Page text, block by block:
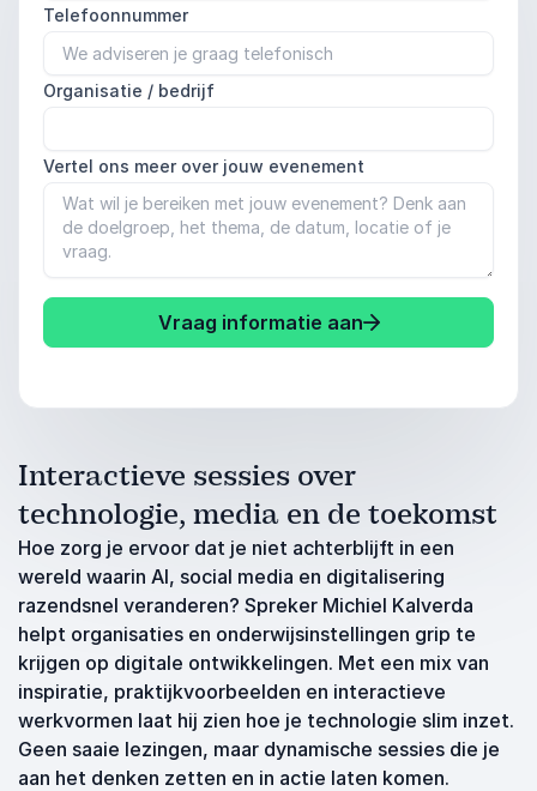
Telefoonnummer
Organisatie / bedrijf
Vertel ons meer over jouw evenement
Vraag informatie aan
Interactieve sessies over
technologie, media en de toekomst
Hoe zorg je ervoor dat je niet achterblijft in een
wereld waarin AI, social media en digitalisering
razendsnel veranderen? Spreker Michiel Kalverda
helpt organisaties en onderwijsinstellingen grip te
krijgen op digitale ontwikkelingen. Met een mix van
inspiratie, praktijkvoorbeelden en interactieve
werkvormen laat hij zien hoe je technologie slim inzet.
Geen saaie lezingen, maar dynamische sessies die je
aan het denken zetten en in actie laten komen.